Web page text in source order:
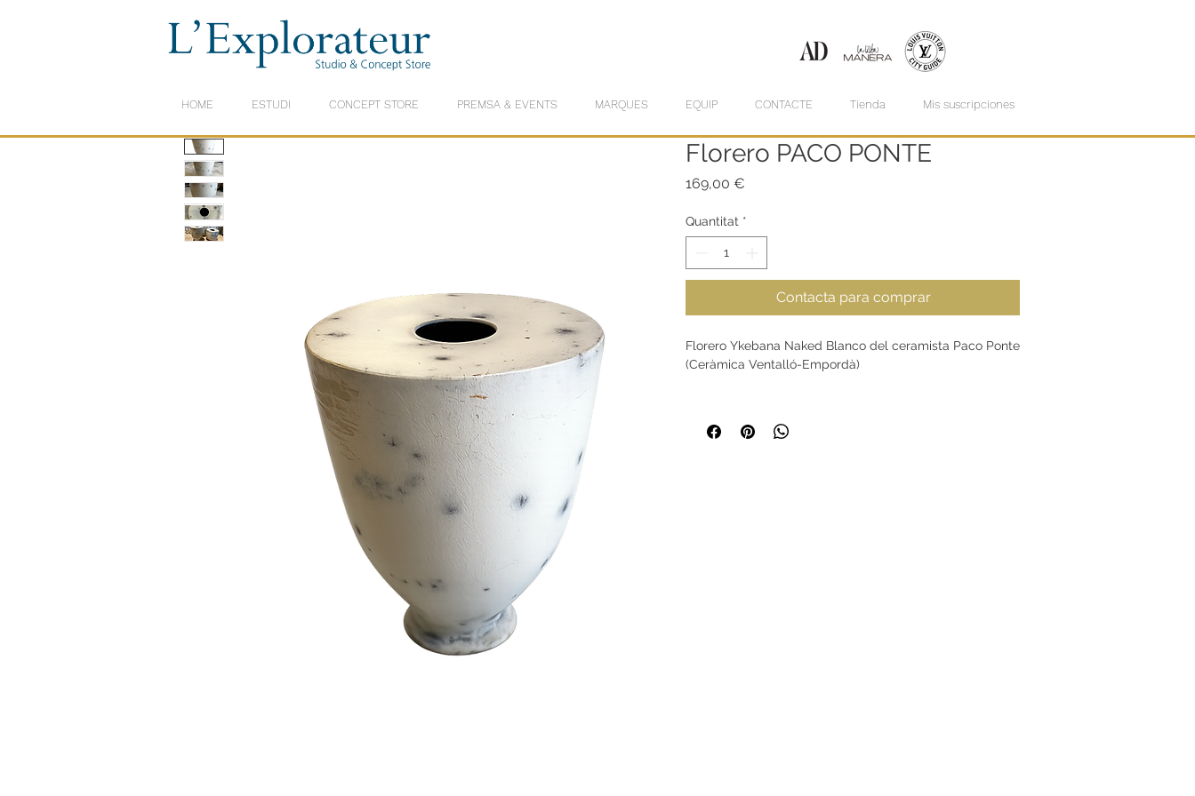
HOME ESTUDI CONCEPT STORE PREMSA & EVENTS MARQUES EQUIP CONTACTE Tienda Mis suscripciones
Florero PACO PONTE
169,00 €
Quantitat *
Contacta para comprar
Florero Ykebana Naked Blanco del ceramista Paco Ponte
(Ceràmica Ventalló-Empordà)
Diámetro: 12